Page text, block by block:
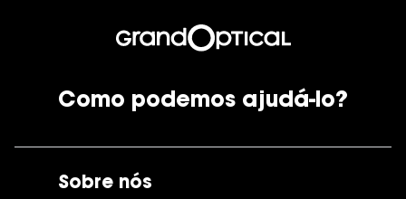
Como podemos ajudá-lo?
Sobre nós